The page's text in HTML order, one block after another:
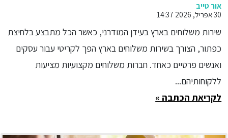
אור טייב
30 אפריל, 2026 14:37
שירות משלוחים בארץ בעידן המודרני, כאשר הכל מתבצע בלחיצת
כפתור, הצורך בשירות משלוחים בארץ הפך לקריטי עבור עסקים
ואנשים פרטיים כאחד. חברות משלוחים מקצועיות מציעות
ללקוחותיהם...
לקריאת הכתבה »